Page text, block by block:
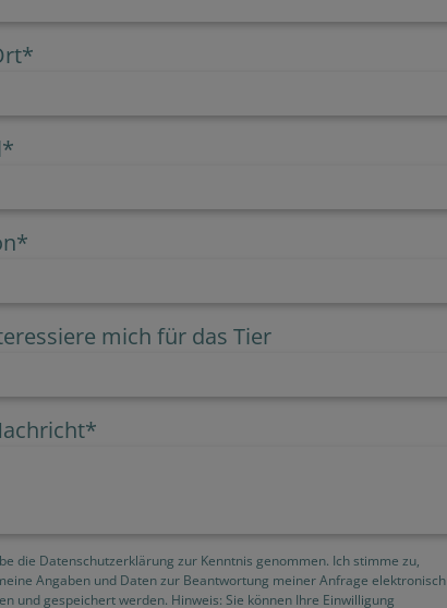
*
*
*
mich für das Tier
*
die Datenschutzerklärung zur Kenntnis genommen. Ich stimme zu,
Angaben und Daten zur Beantwortung meiner Anfrage elektronisch
und gespeichert werden. Hinweis: Sie können Ihre Einwilligung